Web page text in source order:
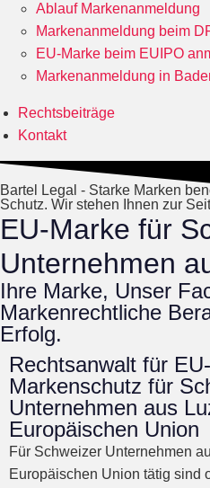
Ablauf Markenanmeldung
Markenanmeldung beim
EU-Marke beim EUIPO
Markenanmeldung in
Rechtsbeiträge
Kontakt
Bartel Legal - Starke Marken
Schutz. Wir stehen Ihnen zur
EU-Marke für
Unternehmen
Ihre Marke, Unser
Markenrechtliche
Erfolg.
Rechtsanwalt für
Markenschutz für
Unternehmen aus
Europäischen Union
Für Schweizer Unternehmen
Europäischen Union tätig sind